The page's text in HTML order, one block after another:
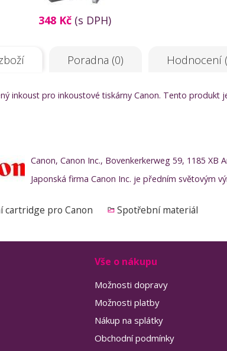
348 Kč(s DPH)
Poradna (0) Hodnocení
inkoust pro inkoustové tiskárny Canon. Tento produkt
Canon, Canon Inc., Bovenkerkerweg 59, 1185
Japonská firma Canon Inc. je předním světovým
cartridge pro Canon Spotřební materiál
Vše o nákupu
Možnosti dopravy
Možnosti platby
Nákup na splátky
Obchodní podmínky